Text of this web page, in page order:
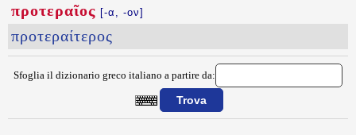
προτεραῖος [-α, -ον]
προτεραίτερος
Sfoglia il dizionario greco italiano a partire da: